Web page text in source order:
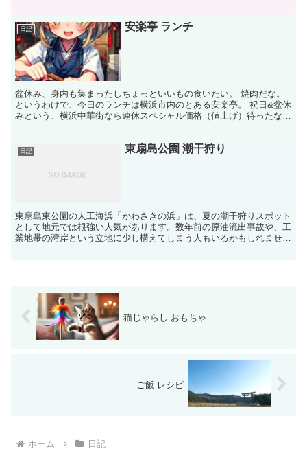
日記 安楽亭 ランチ
盆休み、身内も集まったしちょっといいもの食いたい。 焼肉だな。
というわけで、今日のランチは横浜市内のとある安楽亭。 祝日&盆休
みという、横浜中華街なら連休スペシャル価格（値上げ）待ったなし
日記 東扇島公園 潮干狩り
東扇島東公園の人工海浜「かわさきの浜」は、夏の潮干狩りスポット
として地元では根強い人気があります。数年前の原油流出事故や、工
業地帯の湾岸という立地に少し構えてしまう人もいるかもしれません
猫じゃらし おもちゃ
ご飯 レシピ
ホーム 日記